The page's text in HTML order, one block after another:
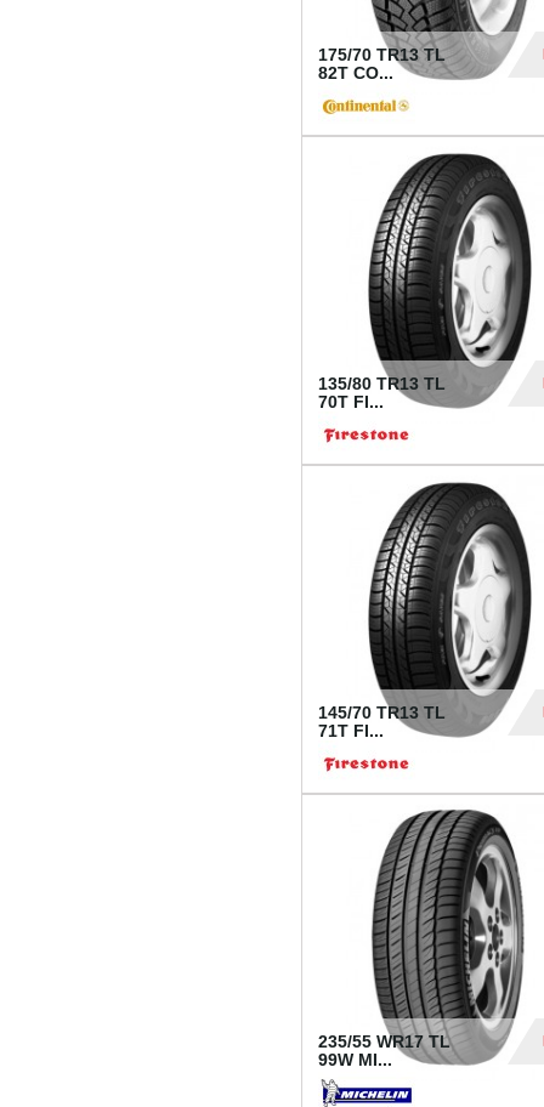
175/70 TR13 TL
82T CO...
135/80 TR13 TL
70T FI...
145/70 TR13 TL
71T FI...
235/55 WR17 TL
99W MI...